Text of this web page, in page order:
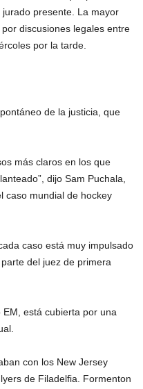
presente. La mayor
discusiones legales entre
por la tarde.
de la justicia, que
más claros en los que
dijo Sam Puchala,
caso mundial de hockey
caso está muy impulsado
del juez de primera
está cubierta por una
con los New Jersey
de Filadelfia. Formenton